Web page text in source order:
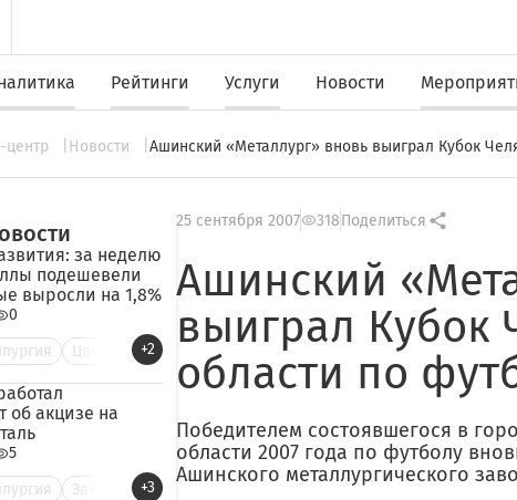
Рейтинги Услуги Новости
центр Новости Ашинский «Металлург» вновь выиграл Кубок
за неделю
подешевели
выросли на 1,8%
0
Цве +2
об акцизе на
5
Зак +3
25 сентября 2007 318Поделиться
Ашинский
выиграл Кубок
области по
Победителем состоявшегося в
области 2007 года по футболу
Ашинского металлургического